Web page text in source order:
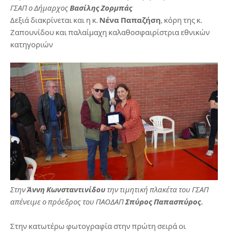
ΓΣΑΠ ο ΔήμαρχοςΒασίλης Ζορμπάς
Δεξιά διακρίνεται και η κ. Νένα Παπαζήση, κόρη της κ.
Ζαπουνίδου και παλαίμαχη καλαθοσφαιρίστρια εθνικών
κατηγοριών
ΣτηνΆννη Κωνσταντινίδουτην τιμητική πλακέτα του ΓΣΑΠ
απένειμε ο πρόεδρος του ΠΑΟΔΑΠΣπύρος Παπασπύρος.
Στην κατωτέρω φωτογραφία στην πρώτη σειρά οι